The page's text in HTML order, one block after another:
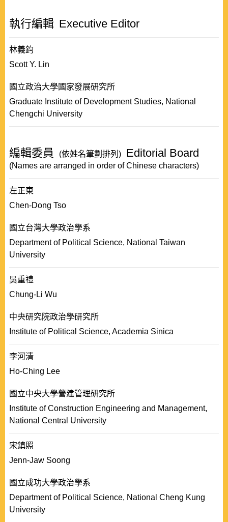
執行編輯 Executive Editor
林義鈞
Scott Y. Lin
國立政治大學國家發展研究所
Graduate Institute of Development Studies, National
Chengchi University
編輯委員 (依姓名筆劃排列) Editorial Board
(Names are arranged in order of Chinese characters)
左正東
Chen-Dong Tso
國立台灣大學政治學系
Department of Political Science, National Taiwan
University
吳重禮
Chung-Li Wu
中央研究院政治學研究所
Institute of Political Science, Academia Sinica
李河清
Ho-Ching Lee
國立中央大學營建管理研究所
Institute of Construction Engineering and Management,
National Central University
宋鎮照
Jenn-Jaw Soong
國立成功大學政治學系
Department of Political Science, National Cheng Kung
University